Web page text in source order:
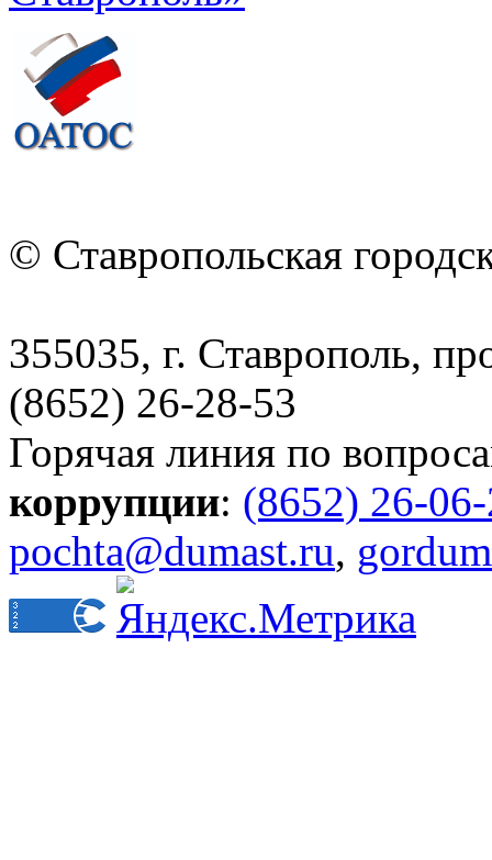
© Ставропольская
355035, г. Ставрополь,
(8652) 26-28-53
Горячая линия по
коррупции: (8652) 26-
pochta@dumast.ru,